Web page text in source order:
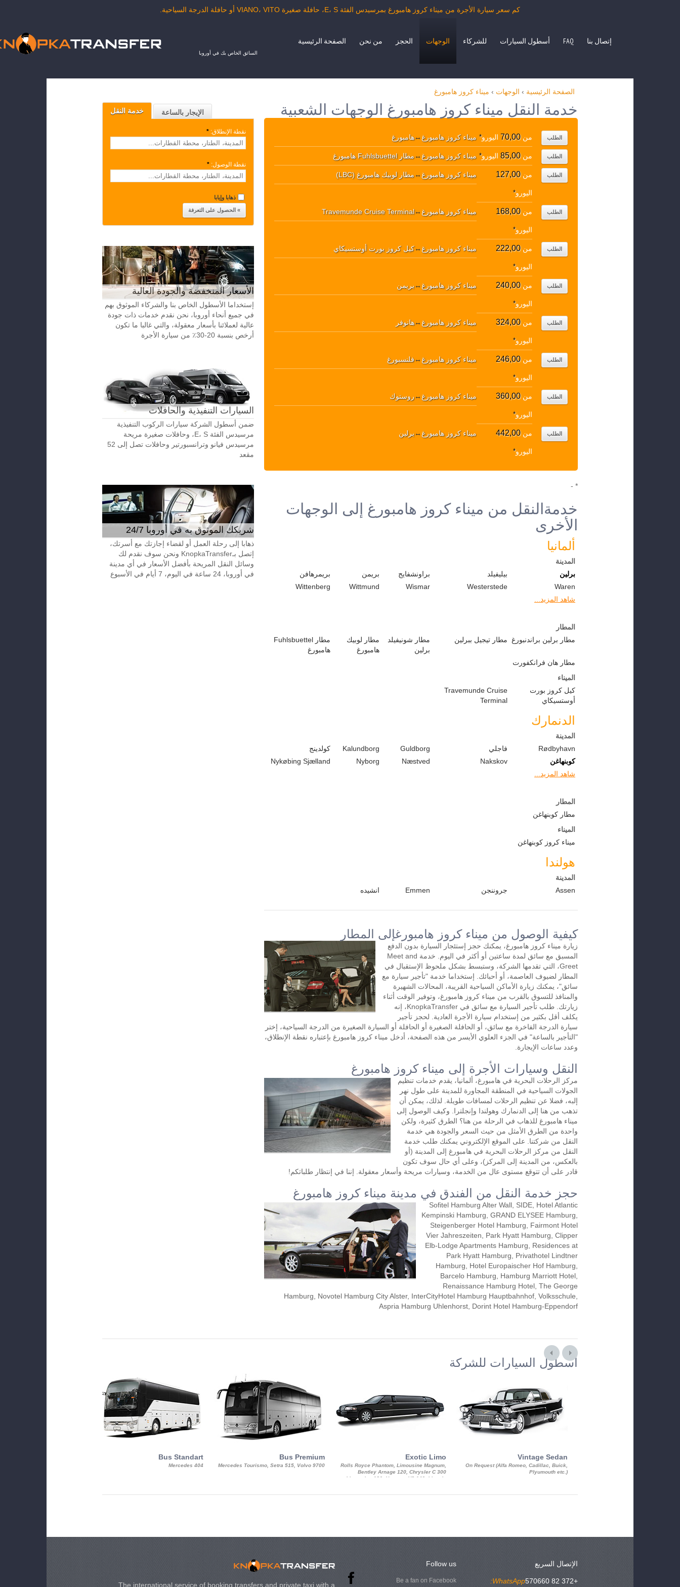
كم سعر سيارة الأجرة من ميناء كروز هامبورغ بمرسيدس الفئة E، S، حافلة صغيرة VIANO، VITO أو حافلة الدرجة السياحية.
السائق الخاص بك في أوروبا
الصفحة الرئيسية من نحن الحجز الوجهات للشركاء أسطول السيارات FAQ إتصال بنا
الصفحة الرئيسية › الوجهات › ميناء كروز هامبورغ
خدمة النقل الإيجار بالساعة
نقطة الإنطلاق: *
نقطة الوصول: *
ذهابا وإيابا
الأسعار المنخفضة والجودة العالية
إستخداما الأسطول الخاص بنا والشركاء الموثوق بهم
في جميع أنحاء أوروبا، نحن نقدم خدمات ذات جودة
عالية لعملائنا بأسعار معقولة، والتي غالبا ما تكون
أرخص بنسبة 20-30٪ من سيارة الأجرة
السيارات التنفيذية والحافلات
ضمن أسطول الشركة سيارات الركوب التنفيذية
مرسيدس الفئة E، S، وحافلات صغيرة مريحة
مرسيدس فيانو وترانسبورتير وحافلات تصل إلى 52
مقعد
شريكك الموثوق به في أوروبا 24/7
ذهابا إلى رحلة العمل أو لقضاء إجازتك مع أسرتك،
إتصل بـKnopkaTransfer ونحن سوف نقدم لك
وسائل النقل المريحة بأفضل الأسعار في أي مدينة
في أوروبا، 24 ساعة في اليوم، 7 أيام في الأسبوع
خدمة النقل ميناء كروز هامبورغ الوجهات الشعبية
ميناء كروز هامبورغ ↔هامبورغ من70,00 اليورو* الطلب
ميناء كروز هامبورغ ↔مطار Fuhlsbuettel هامبورغ من85,00 اليورو* الطلب
ميناء كروز هامبورغ ↔مطار لوبيك هامبورغ (LBC) من127,00
اليورو*
الطلب
ميناء كروز هامبورغ ↔
Travemunde Cruise Terminal من168,00
اليورو*
الطلب
ميناء كروز هامبورغ ↔كيل كروز بورت أوستسيكاي من222,00
اليورو*
الطلب
ميناء كروز هامبورغ ↔بريمن من240,00
اليورو*
الطلب
ميناء كروز هامبورغ ↔هانوفر من324,00
اليورو*
الطلب
ميناء كروز هامبورغ ↔فلنسبورغ من246,00
اليورو*
الطلب
ميناء كروز هامبورغ ↔روستوك من360,00
اليورو*
الطلب
ميناء كروز هامبورغ ↔برلين من442,00
اليورو*
الطلب
* -
خدمةالنقل من ميناء كروز هامبورغ إلى الوجهات
الأخرى
ألمانيا
المدينة
برلين
بيليفيلد براونشفايج بريمن
بريمرهافن
Waren
Westerstede
Wismar
Wittmund
Wittenberg
شاهد المزيد...
المطار
مطار برلين براندنبورغ
مطار تيجيل ببرلين
مطار شونيفيلد
برلين
مطار لوبيك
هامبورغ
مطار Fuhlsbuettel
هامبورغ
مطار هان فرانكفورت
الميناء
كيل كروز بورت
أوستسيكاي
Travemunde Cruise
Terminal
الدنمارك
المدينة
Rødbyhavn
فاجلي Guldborg
Kalundborg
كولدينج
كوبنهاغن
Nakskov
Næstved
Nyborg
Nykøbing Sjælland
شاهد المزيد...
المطار
مطار كوبنهاغن
الميناء
ميناء كروز كوبنهاغن
هولندا
المدينة
Assen
جروننجن Emmen انشيده
كيفية الوصول من ميناء كروز هامبورغإلى المطار
زيارة ميناء كروز هامبورغ، يمكنك حجز إستئجار السيارة بدون الدفع
المسبق مع سائق لمدة ساعتين أو أكثر في اليوم. خدمة Meet and
Greet، التي تقدمها الشركة، وستبسط بشكل ملحوظ الإستقبال في
المطار لضيوف العاصمة، أو أحبائك. إستخداما خدمة "تأجير سيارة مع
سائق"، يمكنك زيارة الأماكن السياحية القريبة، المحالات الشهيرة
والمنافذ للتسوق بالقرب من ميناء كروز هامبورغ، وتوفير الوقت أثناء
زيارتك. طلب تأجير السيارة مع سائق في KnopkaTransfer، إنه
يكلف أقل بكثير من إستخدام سيارة الأجرة العادية. لحجز تأجير
سيارة الدرجة الفاخرة مع سائق، أو الحافلة الصغيرة أو الحافلة أو السيارة الصغيرة من الدرجة السياحية، إختر
"التأجير بالساعة" في الجزء العلوي الأيسر من هذه الصفحة، أدخل ميناء كروز هامبورغ بإعتباره نقطة الإنطلاق،
وعدد ساعات الإيجارة.
النقل وسيارات الأجرة إلى ميناء كروز هامبورغ
مركز الرحلات البحرية في هامبورغ، ألمانيا، يقدم خدمات تنظيم
الجولات السياحية في المنطقة المجاورة للمدينة على طول نهر
إلبه، فضلا عن تنظيم الرحلات لمسافات طويلة. لذلك، يمكن أن
تذهب من هنا إلى الدنمارك وهولندا وإنجلترا. وكيف الوصول إلى
ميناء هامبورغ للذهاب في الرحلة من هنا؟ الطرق كثيرة، ولكن
واحدة من الطرق الأمثل من حيث السعر والجودة هي خدمة
النقل من شركتنا. على الموقع الإلكتروني يمكنك طلب خدمة
النقل من مركز الرحلات البحرية في هامبورغ إلى المدينة (أو
بالعكس، من المدينة إلى المركز)، وعلى أي حال سوف تكون
قادر على أن تتوقع مستوى عال من الخدمة، وسيارات مريحة وأسعار معقولة. إننا في إنتظار طلباتكم!
حجز خدمة النقل من الفندق في مدينة ميناء كروز هامبورغ
Sofitel Hamburg Alter Wall, SIDE, Hotel Atlantic
Kempinski Hamburg, GRAND ELYSEE Hamburg,
Steigenberger Hotel Hamburg, Fairmont Hotel
Vier Jahreszeiten, Park Hyatt Hamburg, Clipper
Elb-Lodge Apartments Hamburg, Residences at
Park Hyatt Hamburg, Privathotel Lindtner
Hamburg, Hotel Europaischer Hof Hamburg,
Barcelo Hamburg, Hamburg Marriott Hotel,
Renaissance Hamburg Hotel, The George
Hamburg, Novotel Hamburg City Alster, InterCityHotel Hamburg Hauptbahnhof, Volksschule,
Aspria Hamburg Uhlenhorst, Dorint Hotel Hamburg-Eppendorf
أسطول السيارات للشركة
Bus Standart
Mercedes 404
Bus Premium
Mercedes Tourismo, Setra 515, Volvo 9700
Exotic Limo
Rolls Royce Phantom, Limousine Magnum,
Bentley Arnage 120, Chrysler C 300
Limousine 130, Hummer H3 140, Lincoln
Vintage Sedan
On Request (Alfa Romeo, Cadillac, Buick,
Plyumouth etc.)
The international service of booking transfers and private taxi with a
Follow us
Be a fan on Facebook
الإتصال السريع
WhatsApp: +372 82 570660